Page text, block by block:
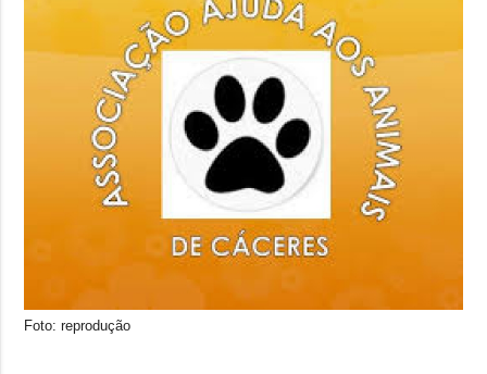
Foto: reprodução